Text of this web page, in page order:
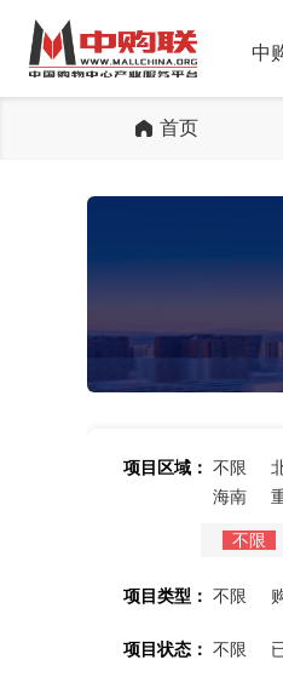
中
首页
项目区域： 不限
海南
不限
项目类型： 不限
项目状态： 不限